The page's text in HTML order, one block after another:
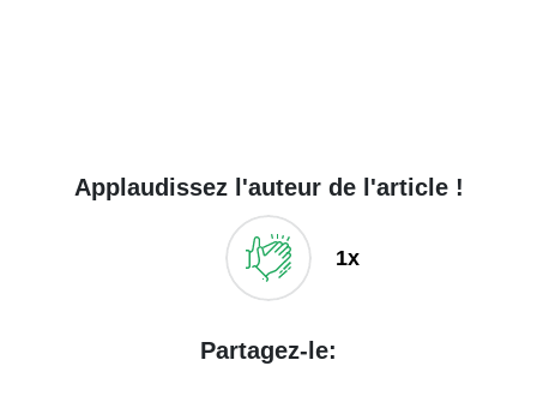
Applaudissez l'auteur de l'article !
1x
Partagez-le: